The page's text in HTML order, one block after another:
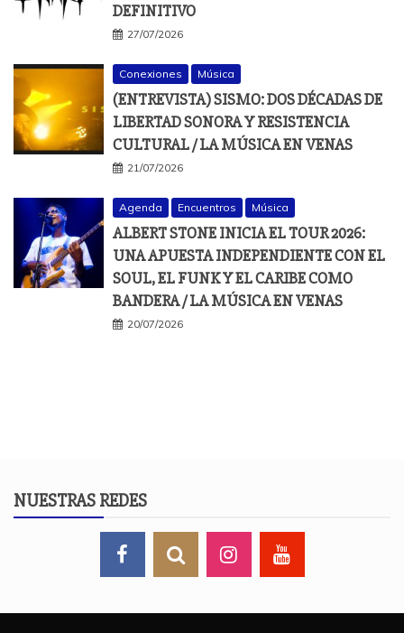
DEFINITIVO
27/07/2026
Conexiones Música
(ENTREVISTA) SISMO: DOS DÉCADAS DE
LIBERTAD SONORA Y RESISTENCIA
CULTURAL / LA MÚSICA EN VENAS
21/07/2026
Agenda Encuentros Música
ALBERT STONE INICIA EL TOUR 2026:
UNA APUESTA INDEPENDIENTE CON EL
SOUL, EL FUNK Y EL CARIBE COMO
BANDERA / LA MÚSICA EN VENAS
20/07/2026
NUESTRAS REDES